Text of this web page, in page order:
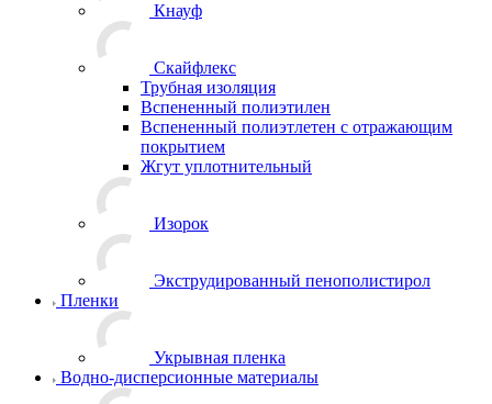
Кнауф
Скайфлекс
Трубная изоляция
Вспененный полиэтилен
Вспененный полиэтлетен с отражающим
покрытием
Жгут уплотнительный
Изорок
Экструдированный пенополистирол
Пленки
Укрывная пленка
Водно-дисперсионные материалы